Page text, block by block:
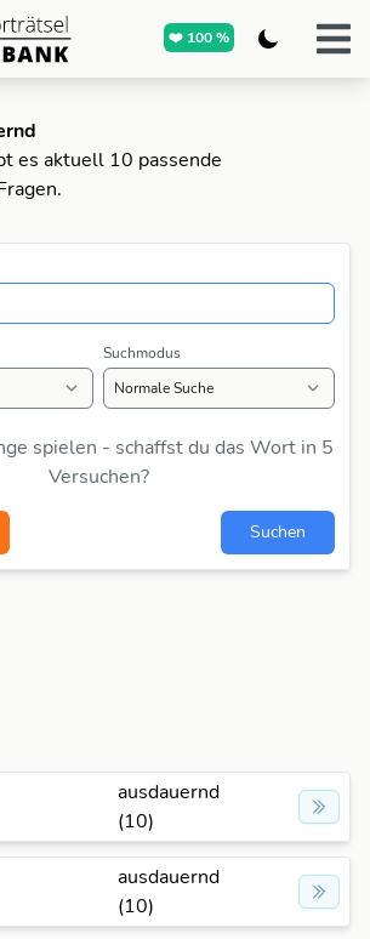
❤️ 100 %
es aktuell 10 passende
Suchmodus
spielen - schaffst du das Wort in 5
Versuchen?
Suchen
ausdauernd
(10)
ausdauernd
(10)